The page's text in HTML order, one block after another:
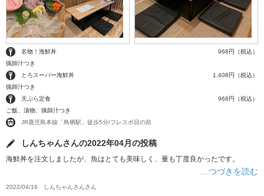
名物！海鮮丼
968円（税込）
猟師汁つき
とろスーパー海鮮丼
1,408円（税込）
猟師汁つき
天ぷら定食
968円（税込）
ご飯、漬物、猟師汁つき
JR鹿児島本線「鳥栖駅」徒歩5分/フレスポ目の前
しんちゃんさんの2022年04月の投稿
海鮮丼を注文しましたが、魚はとても美味しく、量も丁度良かったです。
…つづきを読む
2022/04/16 しんちゃんさん さん